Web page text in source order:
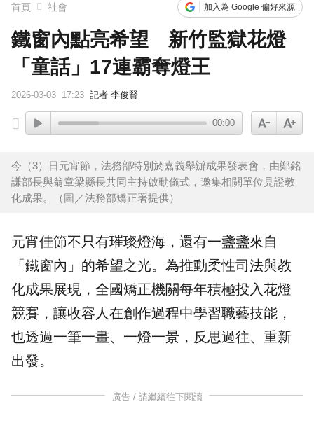
首頁 社會 加入為 Google 偏好來源
鐵窗內點亮希望 新竹監獄花燈
「童話」17連霸奪燈王
2026-03-03 17:23 記者 李俊賢
00:00
今（3）日元宵節，法務部特別於嘉義舉辦成果發表會，由鄭銘
謙部長與翁章梁縣長共同主持啟動儀式，邀集相關單位見證教
化成果。（圖／法務部矯正署提供）
元宵佳節不只有璀璨燈海，還有一盞盞來自
「鐵窗內」的希望之光。為推動柔性司法與教
化成果展現，全國矯正機關每年積極投入花燈
競賽，讓收容人在創作過程中學習職藝技能，
也透過一筆一畫、一燈一景，反思過往、重新
出發。
廣告 / 請繼續往下閱讀